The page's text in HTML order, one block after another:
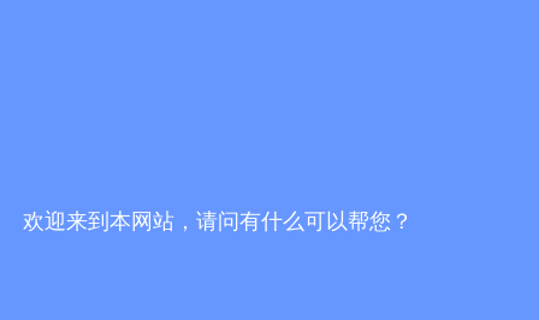
专业建筑工程。有关法律、行政法规有明确规定的，从
欢迎来到本网站，请问有什么可以帮您？